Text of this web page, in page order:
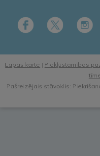
Lapas karte | Piekļūstamības
Pašreizējais stāvoklis: